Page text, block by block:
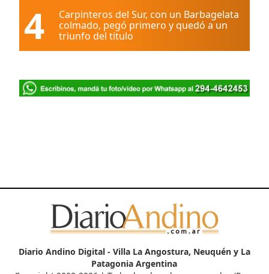
4
Carpinteros del Sur, con un Barbagelata
colmado, pegó primero y quedó a un
triunfo del titulo
Diario Andino Digital - Villa La Angostura, Neuquén y La
Patagonia Argentina